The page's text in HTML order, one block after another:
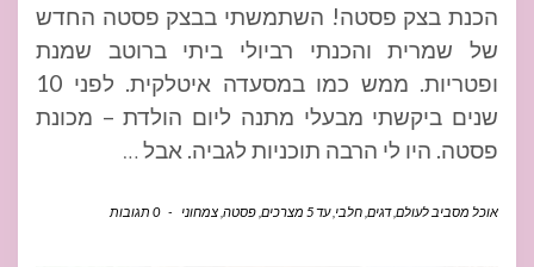
הכנת בצק פסטה! השתמשתי בבצק פסטה החדש
של שמרית והכנתי רביולי ביתי ברוטב שמנת
ופטריות. ממש כמו במסעדה איטלקית. לפני 10
שנים ביקשתי מבעלי מתנה ליום הולדת – מכונת
פסטה. היו לי הרבה תוכניות לגביה. אבל …
אוכל מסביב לעולם ,דגים חלבי ,עד 5 מצרכים פסטה צמחוני - 0 תגובות